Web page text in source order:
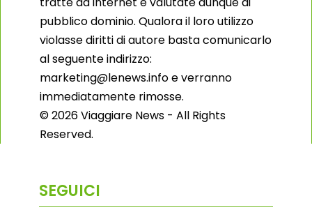
pubblico dominio. Qualora il loro utilizzo
violasse diritti di autore basta comunicarlo
al seguente indirizzo:
marketing@lenews.info e verranno
immediatamente rimosse.
© 2026 Viaggiare News - All Rights
Reserved.
SEGUICI